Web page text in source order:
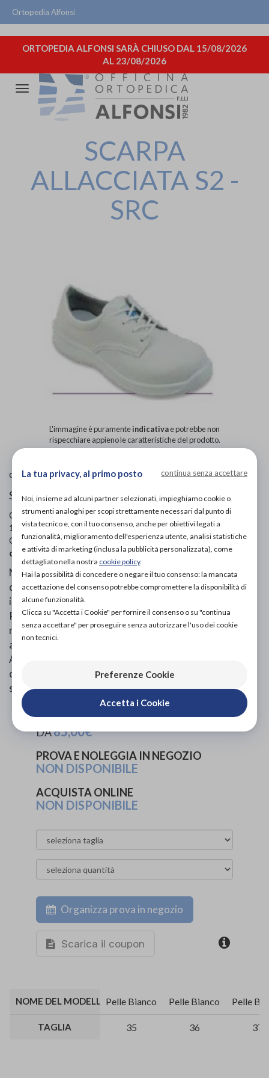
Ortopedia Alfonsi
ORTOPEDIA ALFONSI SARÀ CHIUSO DAL 15/08/2026
AL 23/08/2026
Attiva/disattiva
navigazione
SCARPA
ALLACCIATA S2 -
SRC
L'immagine è puramenteindicativae potrebbe non
rispecchiare appieno le caratteristiche del prodotto.
di Ecosanit
Scarpe ortopediche uomo
Codice OTGP:ECOLW10175| Riferimento produttore:
173021 01 00| Codice Nomenclatore tariffario:06.33.03
Categoria:Calzature ortopediche e plantari»Scarpe
ortopediche»Per uomo
Norma di riferimento : en iso 20345:2012 S3: Presenza
di puntale antinfortunistico, tomaia in microfibra
idrorepellente e lamina intersuola antiperforazione. S2:
Presenza di puntale antinfortunistico, tomaia in
microfibra idrorepellente SB: Presenza di puntale
antinfortunistico A: Proprietà antistatiche E:
Assorbimento di energia zona tallone FO: Resistenza
della suola agli idrocarburi SRC: Resistenza allo
scivolamento della suola
PROVA E ACQUISTA IN NEGOZIO
DA85,00€
PROVA E NOLEGGIA IN NEGOZIO
NON DISPONIBILE
ACQUISTA ONLINE
NON DISPONIBILE
Organizza prova in negozio
Scarica il coupon
NOME DEL MODELLO E DESCRIZIONE PELLAME
Pelle Bianco Pelle Bianco Pelle
TAGLIA 35 36 37
La tua privacy, al primo posto continua senza accettare
Noi, insieme ad alcuni partner selezionati, impieghiamo cookie o
strumenti analoghi per scopi strettamente necessari dal punto di
vista tecnico e, con il tuo consenso, anche per obiettivi legati a
funzionalità, miglioramento dell'esperienza utente, analisi statistiche
e attività di marketing (inclusa la pubblicità personalizzata), come
dettagliato nella nostra cookie policy.
Hai la possibilità di concedere o negare il tuo consenso: la mancata
accettazione del consenso potrebbe compromettere la disponibilità di
alcune funzionalità.
Clicca su "Accetta i Cookie" per fornire il consenso o su "continua
senza accettare" per proseguire senza autorizzare l'uso dei cookie
non tecnici.
Preferenze Cookie
Accetta i Cookie